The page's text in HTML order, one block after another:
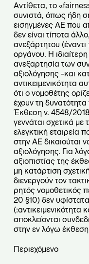
Αντίθετα, το
συνιστά, όπως ήδη
εισηγμένες ΑΕ που
δεν είναι τίποτα
ανεξάρτητου
οργάνου. Η
ανεξαρτησία των
αξιολόγησης -και
αντικειμενικότητα
ότι ο νομοθέτης
έχουν τη δυνατότητα
Έκθεση ν. 4548/
γεννάται σχετικά
ελεγκτική εταιρεία
στην ΑΕ δικαιούται
αξιολόγησης. Για
αξιοπιστίας της
μη κατάρτιση
διενεργούν τον
ρητός νομοθετικός
20 §10) δεν
(:αντικειμενικότητα
αποκλείονται
στην εν λόγω έκθεση
Περιεχόμενο